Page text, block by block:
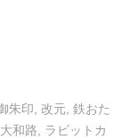
朱印 改元 鉄おた
和路
ラビットカ